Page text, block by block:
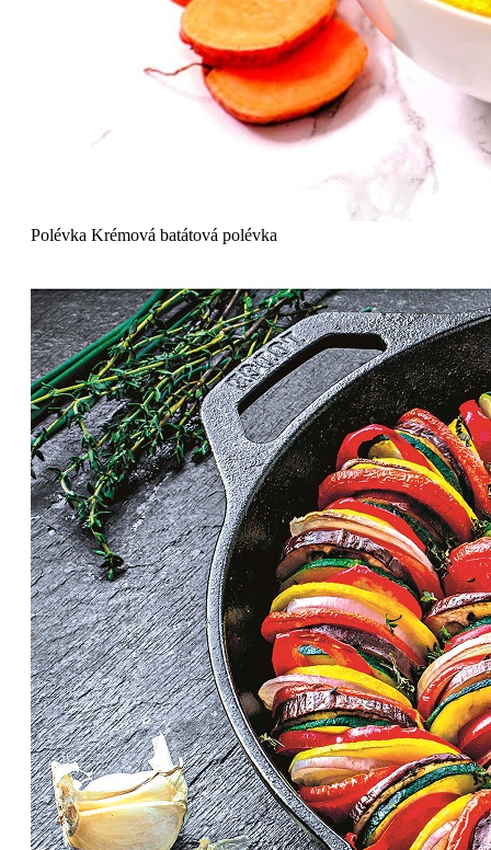
Polévka Krémová batátová polévka